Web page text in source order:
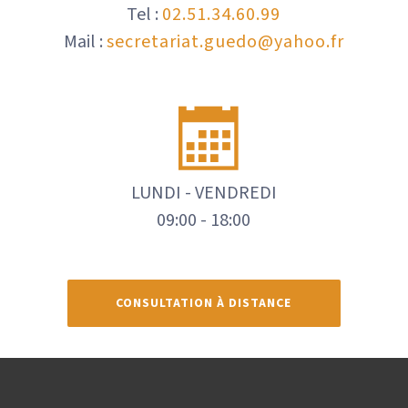
Tel : 02.51.34.60.99
Mail :secretariat.guedo@yahoo.fr
LUNDI - VENDREDI
09:00 - 18:00
CONSULTATION À DISTANCE